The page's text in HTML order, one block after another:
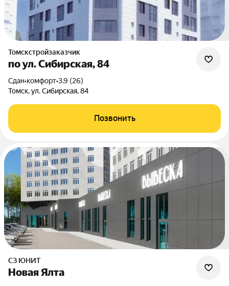
Томскстройзаказчик
по ул. Сибирская, 84
Сдан•комфорт•3.9 (26)
Томск, ул. Сибирская, 84
Позвонить
СЗ ЮНИТ
Новая Ялта